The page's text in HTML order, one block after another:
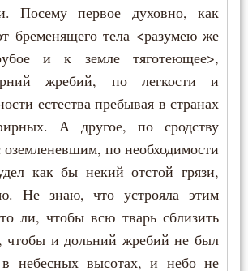
первое духовно, как
бременящего тела <разумею же
и к земле тяготеющее>,
жребий, по легкости и
естества пребывая в странах
А другое, по сродству
оземленевшим, по необходимости
как бы некий отстой грязи,
Не знаю, что устрояла этим
ли, чтобы всю тварь сблизить
чтобы и дольний жребий не был
в небесных высотах, и небо не